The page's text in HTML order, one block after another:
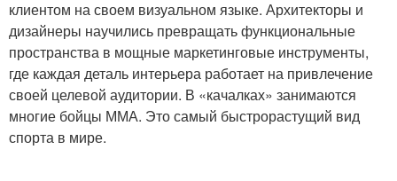
клиентом на своем визуальном языке. Архитекторы и
дизайнеры научились превращать функциональные
пространства в мощные маркетинговые инструменты,
где каждая деталь интерьера работает на привлечение
своей целевой аудитории. В «качалках» занимаются
многие бойцы ММА. Это самый быстрорастущий вид
спорта в мире.